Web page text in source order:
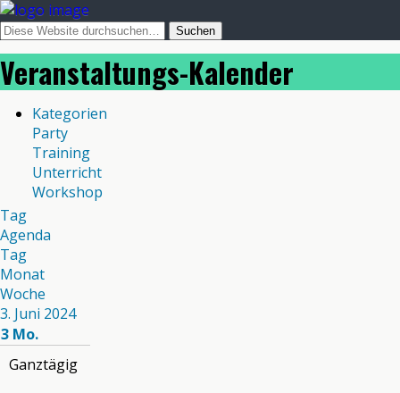
Veranstaltungs-Kalender
Kategorien
Party
Training
Unterricht
Workshop
Tag
Agenda
Tag
Monat
Woche
3. Juni 2024
3 Mo.
Ganztägig